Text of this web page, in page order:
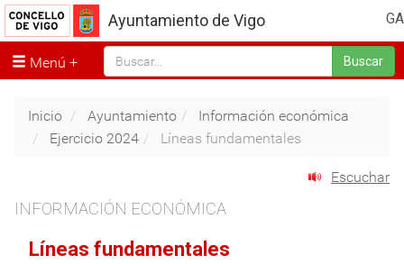
GA
Ayuntamiento de Vigo
Menú Buscar
Inicio Ayuntamiento
Información económica
Ejercicio 2024
Líneas fundamentales
Escuchar
INFORMACIÓN ECONÓMICA
Líneas fundamentales